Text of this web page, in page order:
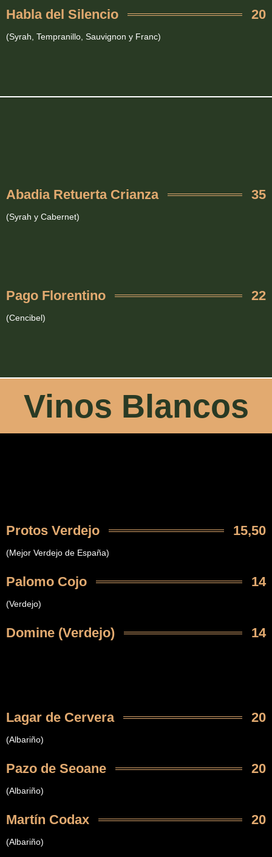
Habla del Silencio 20
(Syrah, Tempranillo, Sauvignon y Franc)
Abadia Retuerta Crianza 35
(Syrah y Cabernet)
Pago Florentino 22
(Cencibel)
Vinos Blancos
Protos Verdejo 15,50
(Mejor Verdejo de España)
Palomo Cojo 14
(Verdejo)
Domine (Verdejo) 14
Lagar de Cervera 20
(Albariño)
Pazo de Seoane 20
(Albariño)
Martín Codax 20
(Albariño)